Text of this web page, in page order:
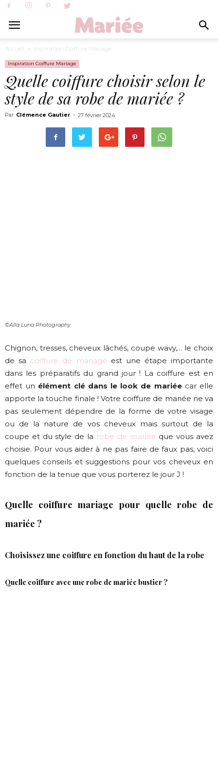
Accueil Inspiration Coiffure Mariage
Inspiration Coiffure Mariage
Quelle coiffure choisir selon le
style de sa robe de mariée ?
Par Clémence Gautier - 27 février 2024
©Alla Luna Photography
Chignon, tresses, cheveux lâchés, coupe wavy,… le choix
de sa coiffure de mariage est une étape importante
dans les préparatifs du grand jour ! La coiffure est en
effet un élément clé dans le look de mariéecar elle
apporte la touche finale ! Votre coiffure de mariée ne va
pas seulement dépendre de la forme de votre visage
ou de la nature de vos cheveux mais surtout de la
coupe et du style de la robe de mariée que vous avez
choisie. Pour vous aider à ne pas faire de faux pas, voici
quelques conseils et suggestions pour vos cheveux en
fonction de la tenue que vous porterez le jour J !
Quelle coiffure mariage pour quelle robe de
mariée ?
Choisissez une coiffure en fonction du haut de la robe
Quelle coiffure avec une robe de mariée bustier ?